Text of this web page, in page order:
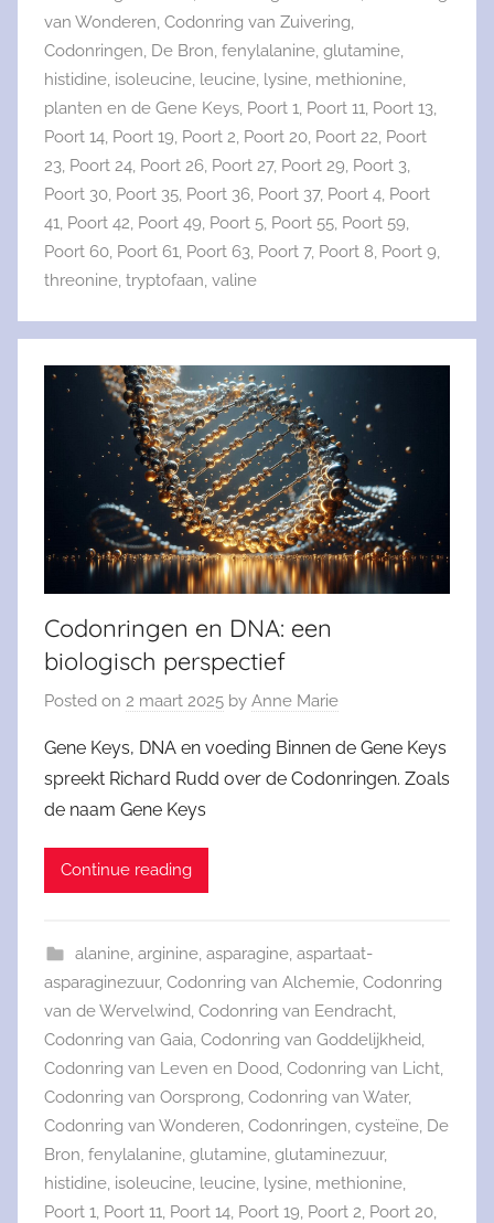
van Wonderen, Codonring van Zuivering,
Codonringen, De Bron, fenylalanine, glutamine,
histidine, isoleucine, leucine, lysine, methionine,
planten en de Gene Keys, Poort 1, Poort 11, Poort 13,
Poort 14, Poort 19, Poort 2, Poort 20, Poort 22, Poort
23, Poort 24, Poort 26, Poort 27, Poort 29, Poort 3,
Poort 30, Poort 35, Poort 36, Poort 37, Poort 4, Poort
41, Poort 42, Poort 49, Poort 5, Poort 55, Poort 59,
Poort 60, Poort 61, Poort 63, Poort 7, Poort 8, Poort 9,
threonine, tryptofaan, valine
Codonringen en DNA: een
biologisch perspectief
Posted on 2 maart 2025 by Anne Marie
Gene Keys, DNA en voeding Binnen de Gene Keys
spreekt Richard Rudd over de Codonringen. Zoals
de naam Gene Keys
Continue reading
alanine, arginine, asparagine, aspartaat-
asparaginezuur, Codonring van Alchemie Codonring
van de Wervelwind Codonring van Eendracht
Codonring van Gaia Codonring van Goddelijkheid
Codonring van Leven en Dood Codonring van Licht
Codonring van Oorsprong Codonring van Water,
Codonring van Wonderen Codonringen cysteïne De
Bron fenylalanine glutamine glutaminezuur,
histidine isoleucine leucine lysine methionine
Poort 1 Poort 11 Poort 14 Poort 19 Poort 2 Poort 20